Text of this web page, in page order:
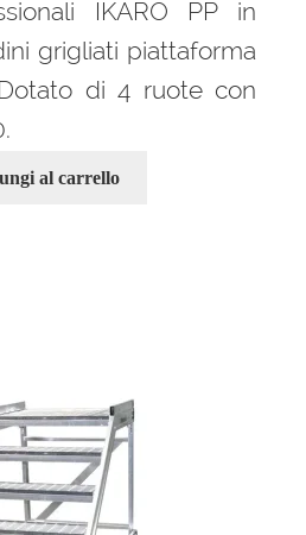
IKARO PP in
grigliati piattaforma
di 4 ruote con
al carrello